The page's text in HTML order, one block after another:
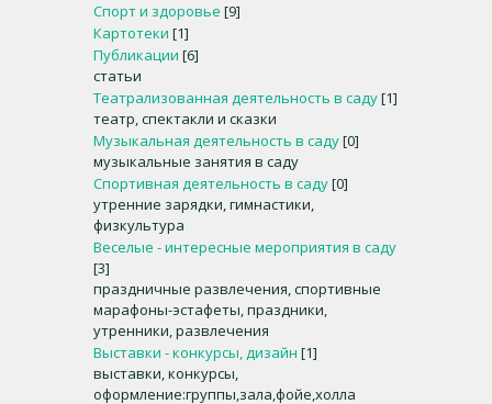
Спорт и здоровье [9]
Картотеки [1]
Публикации [6]
статьи
Театрализованная деятельность в саду[1]
театр, спектакли и сказки
Музыкальная деятельность в саду[0]
музыкальные занятия в саду
Спортивная деятельность в саду[0]
утренние зарядки, гимнастики,
физкультура
Веселые - интересные мероприятия в саду
[3]
праздничные развлечения, спортивные
марафоны-эстафеты, праздники,
утренники, развлечения
Выставки - конкурсы, дизайн [1]
выставки, конкурсы,
оформление:группы,зала,фойе,холла